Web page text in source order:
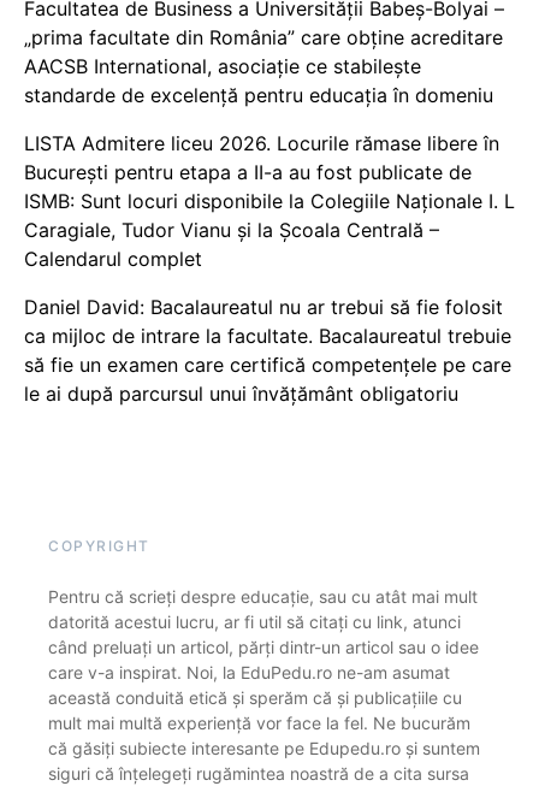
Facultatea de Business a Universității Babeș-Bolyai –
„prima facultate din România” care obține acreditare
AACSB International, asociație ce stabilește
standarde de excelență pentru educația în domeniu
LISTA Admitere liceu 2026. Locurile rămase libere în
București pentru etapa a II-a au fost publicate de
ISMB: Sunt locuri disponibile la Colegiile Naționale I. L
Caragiale, Tudor Vianu și la Școala Centrală –
Calendarul complet
Daniel David: Bacalaureatul nu ar trebui să fie folosit
ca mijloc de intrare la facultate. Bacalaureatul trebuie
să fie un examen care certifică competențele pe care
le ai după parcursul unui învățământ obligatoriu
COPYRIGHT
Pentru că scrieți despre educație, sau cu atât mai mult
datorită acestui lucru, ar fi util să citați cu link, atunci
când preluați un articol, părți dintr-un articol sau o idee
care v-a inspirat. Noi, la EduPedu.ro ne-am asumat
această conduită etică și sperăm că și publicațiile cu
mult mai multă experiență vor face la fel. Ne bucurăm
că găsiți subiecte interesante pe Edupedu.ro și suntem
siguri că înțelegeți rugămintea noastră de a cita sursa